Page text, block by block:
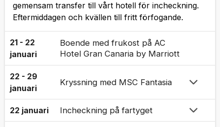
gemensam transfer till vårt hotell för incheckning.
Eftermiddagen och kvällen till fritt förfogande.
21 - 22
januari
Boende med frukost på AC
Hotel Gran Canaria by Marriott
22 - 29
januari
Kryssning med MSC Fantasia
22 januari Incheckning på fartyget